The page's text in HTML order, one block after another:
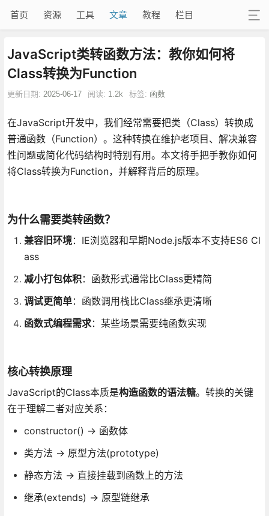
首页 资源 工具 文章 教程 栏目
JavaScript类转函数方法：教你如何将
Class转换为Function
更新日期: 2025-06-17 阅读: 1.2k 标签: 函数
在JavaScript开发中，我们经常需要把类（Class）转换成
普通函数（Function）。这种转换在维护老项目、解决兼容
性问题或简化代码结构时特别有用。本文将手把手教你如何
将Class转换为Function，并解释背后的原理。
为什么需要类转函数？
兼容旧环境：IE浏览器和早期Node.js版本不支持ES6 Cl
ass
减小打包体积：函数形式通常比Class更精简
调试更简单：函数调用栈比Class继承更清晰
函数式编程需求：某些场景需要纯函数实现
核心转换原理
JavaScript的Class本质是构造函数的语法糖。转换的关键
在于理解二者对应关系：
constructor() → 函数体
类方法 → 原型方法(prototype)
静态方法 → 直接挂载到函数上的方法
继承(extends) → 原型链继承